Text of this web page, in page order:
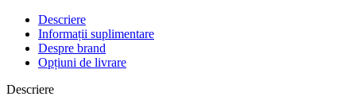
Descriere
Informații suplimentare
Despre brand
Opțiuni de livrare
Descriere